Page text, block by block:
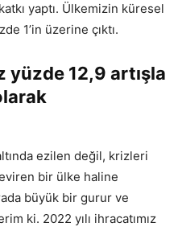
yaptı. Ülkemizin küresel
1’in üzerine çıktı.
yüzde 12,9 artışla
ezilen değil, krizleri
bir ülke haline
büyük bir gurur ve
ki. 2022 yılı ihracatımız